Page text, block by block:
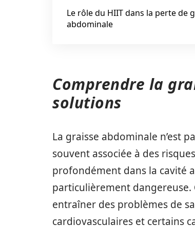
Le rôle du HIIT dans la perte de
abdominale
Comprendre la
solutions
La graisse abdominale n’est
souvent associée à des
profondément dans la cavité
particulièrement
entraîner des problèmes de
cardiovasculaires et certains